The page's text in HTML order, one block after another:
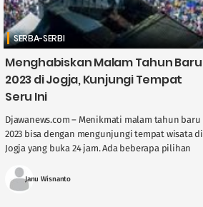
SERBA-SERBI
Menghabiskan Malam Tahun Baru
2023 di Jogja, Kunjungi Tempat
Seru Ini
Djawanews.com – Menikmati malam tahun baru
2023 bisa dengan mengunjungi tempat wisata di
Jogja yang buka 24 jam. Ada beberapa pilihan
baru 2023. Berikut ....
Janu Wisnanto